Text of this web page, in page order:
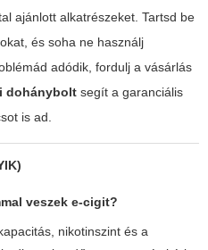
ajánlott alkatrészeket. Tartsd be
és soha ne használj
adódik, fordulj a vásárlás
dohánybolt segít a garanciális
is ad.
veszek e-cigit?
nikotinszint és a